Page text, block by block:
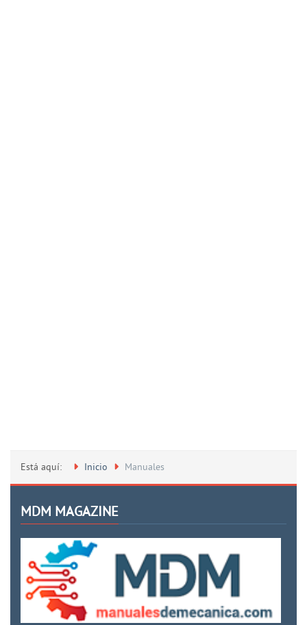
Está aquí: Inicio Manuales
MDM MAGAZINE